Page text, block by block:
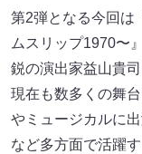
第2弾となる今回は
ムスリップ1970〜
鋭の演出家益山貴
現在も数多くの舞
やミュージカルに
など多方面で活躍